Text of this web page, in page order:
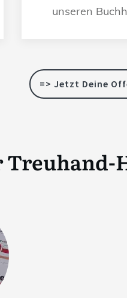
unseren
=> Jetzt Deine
Treuhand-